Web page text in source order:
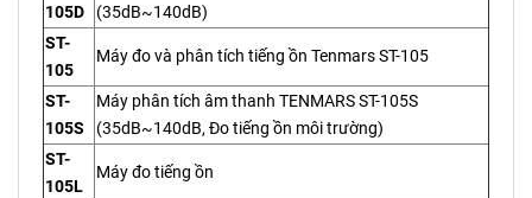
105D
(35dB~140dB)
ST-
105
Máy đo và phân tích tiếng ồn Tenmars ST-105
ST-
105S
Máy phân tích âm thanh TENMARS ST-105S
(35dB~140dB, Đo tiếng ồn môi trường)
ST-
105L
Máy đo tiếng ồn